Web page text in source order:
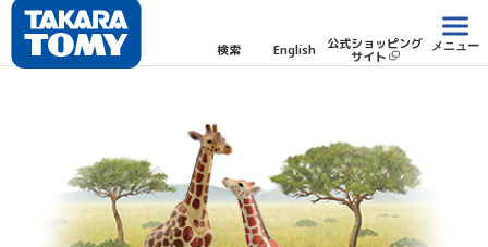
検索 English 公式ショッピング
サイト
メニュー